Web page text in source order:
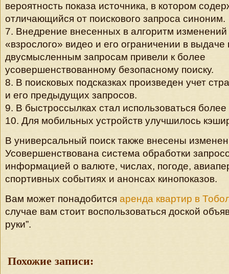
вероятность показа источника, в котором
отличающийся от поискового запроса синоним.
7. Внедрение внесенных в алгоритм изменений
«взрослого» видео и его ограничении в выдаче
двусмысленным запросам привели к более
усовершенствованному безопасному поиску.
8. В поисковых подсказках произведен учет
и его предыдущих запросов.
9. В быстроссылках стал использоваться более
10. Для мобильных устройств улучшилось
В универсальный поиск также внесены
Усовершенствована система обработки
информацией о валюте, числах, погоде,
спортивных событиях и анонсах кинопоказов.
Вам может понадобится аренда квартир в
случае вам стоит воспользоваться доской
руки”.
Похожие записи: